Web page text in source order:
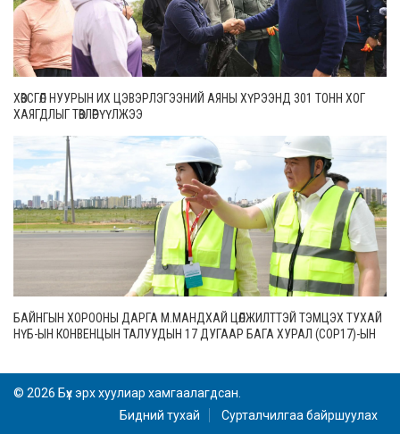
ХӨВСГӨЛ НУУРЫН ИХ ЦЭВЭРЛЭГЭЭНИЙ АЯНЫ ХҮРЭЭНД 301 ТОНН ХОГ
ХАЯГДЛЫГ ТӨВЛӨРҮҮЛЖЭЭ
БАЙНГЫН ХОРООНЫ ДАРГА М.МАНДХАЙ ЦӨЛЖИЛТТЭЙ ТЭМЦЭХ ТУХАЙ
НҮБ-ЫН КОНВЕНЦЫН ТАЛУУДЫН 17 ДУГААР БАГА ХУРАЛ (СОР17)-ЫН
© 2026 Бүх эрх хуулиар хамгаалагдсан.
Бидний тухай
Сурталчилгаа байршуулах